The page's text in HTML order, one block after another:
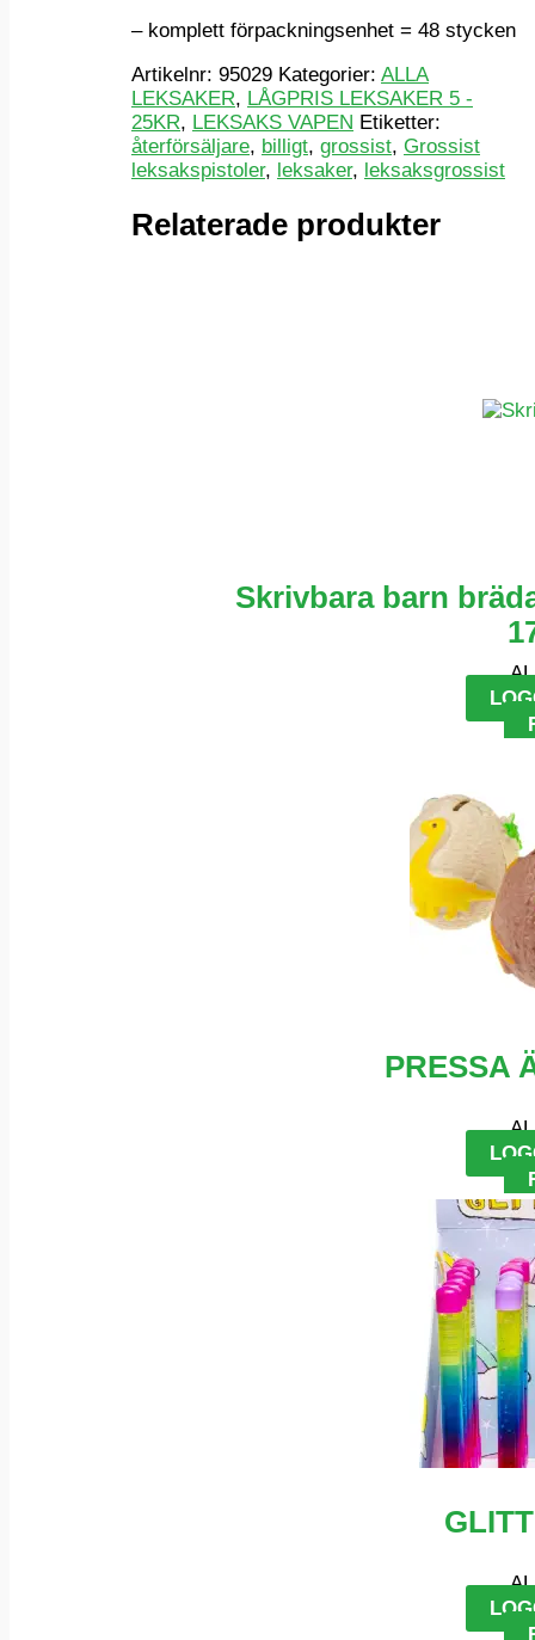
– komplett förpackningsenhet = 48 stycken
Artikelnr: 95029 Kategorier: ALLA
LEKSAKER, LÅGPRIS LEKSAKER 5 -
25KR, LEKSAKS VAPEN Etiketter:
återförsäljare, billigt, grossist, Grossist
leksakspistoler, leksaker, leksaksgrossist
Relaterade produkter
Skrivbara barn
PRESSA